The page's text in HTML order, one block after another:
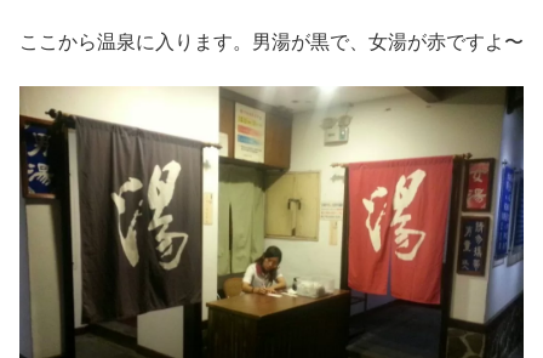
ここから温泉に入ります。男湯が黒で、女湯が赤ですよ〜